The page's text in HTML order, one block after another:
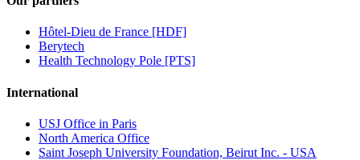
Hôtel-Dieu de France [HDF]
Berytech
Health Technology Pole [PTS]
International
USJ Office in Paris
North America Office
Saint Joseph University Foundation, Beirut Inc. - USA